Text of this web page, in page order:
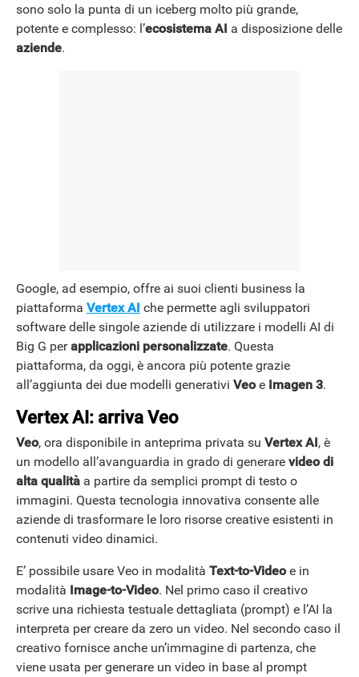
sono solo la punta di un iceberg molto più grande,
potente e complesso: l’ecosistema AI a disposizione delle
aziende.
Google, ad esempio, offre ai suoi clienti business la
piattaforma Vertex AI che permette agli sviluppatori
software delle singole aziende di utilizzare i modelli AI di
Big G perapplicazioni personalizzate. Questa
piattaforma, da oggi, è ancora più potente grazie
all’aggiunta dei due modelli generativi Veoe Imagen 3.
Vertex AI: arriva Veo
Veo, ora disponibile in anteprima privata su Vertex AI, è
un modello all’avanguardia in grado di generare video di
alta qualità a partire da semplici prompt di testo o
immagini. Questa tecnologia innovativa consente alle
aziende di trasformare le loro risorse creative esistenti in
contenuti video dinamici.
E’ possibile usare Veo in modalità Text-to-Videoe in
modalità Image-to-Video. Nel primo caso il creativo
scrive una richiesta testuale dettagliata (prompt) e l’AI la
interpreta per creare da zero un video. Nel secondo caso il
creativo fornisce anche un’immagine di partenza, che
viene usata per generare un video in base al prompt